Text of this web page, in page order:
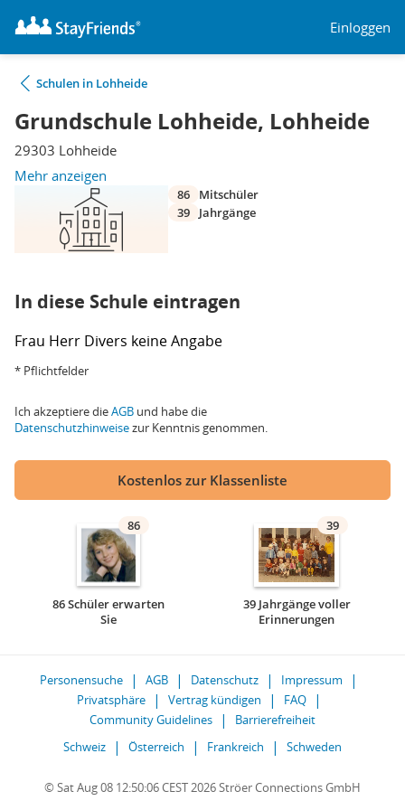
Einloggen
Schulen in Lohheide
Grundschule Lohheide, Lohheide
29303 Lohheide
Mehr anzeigen
86
Mitschüler
39
Jahrgänge
In diese Schule eintragen
Frau Herr Divers keine Angabe
* Pflichtfelder
Ich akzeptiere dieAGB und habe die
Datenschutzhinweisezur Kenntnis genommen.
Kostenlos zur Klassenliste
86
86 Schüler erwarten
Sie
39
39 Jahrgänge voller
Erinnerungen
Personensuche AGB Datenschutz
Impressum
Privatsphäre
Vertrag kündigen
FAQ
Community Guidelines
Barrierefreiheit
Schweiz
Österreich Frankreich Schweden
© Sat Aug 08 12:50:06 CEST 2026 Ströer Connections GmbH